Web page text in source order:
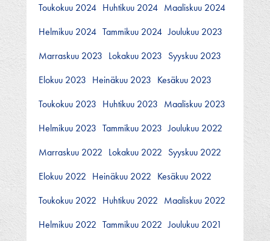
Toukokuu 2024 Huhtikuu 2024 Maaliskuu 2024
Helmikuu 2024 Tammikuu 2024 Joulukuu 2023
Marraskuu 2023 Lokakuu 2023 Syyskuu 2023
Elokuu 2023 Heinäkuu 2023 Kesäkuu 2023
Toukokuu 2023 Huhtikuu 2023 Maaliskuu 2023
Helmikuu 2023 Tammikuu 2023 Joulukuu 2022
Marraskuu 2022 Lokakuu 2022 Syyskuu 2022
Elokuu 2022 Heinäkuu 2022 Kesäkuu 2022
Toukokuu 2022 Huhtikuu 2022 Maaliskuu 2022
Helmikuu 2022 Tammikuu 2022 Joulukuu 2021